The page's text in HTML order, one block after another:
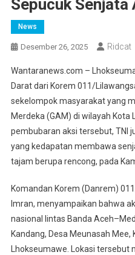
Sepucuk Senjata
News
Desember 26, 2025 Ridcat
Wantaranews.com –
Darat dari Korem 011/
sekelompok masyarakat yang
Merdeka (GAM) di wilayah Kota
pembubaran aksi tersebut, TNI
yang kedapatan membawa
tajam berupa rencong, pada
Komandan Korem (Danrem)
Imran, menyampaikan bahwa
nasional lintas Banda
Kandang, Desa Meunasah
Lhokseumawe. Lokasi tersebut